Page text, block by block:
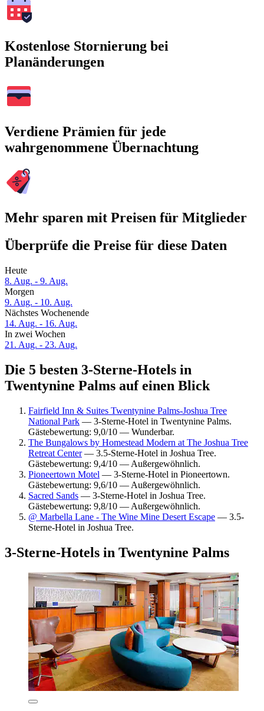
Kostenlose Stornierung bei
Planänderungen
Verdiene Prämien für jede
wahrgenommene Übernachtung
Mehr sparen mit Preisen für Mitglieder
Überprüfe die Preise für diese Daten
Heute
8. Aug. - 9. Aug.
Morgen
9. Aug. - 10. Aug.
Nächstes Wochenende
14. Aug. - 16. Aug.
In zwei Wochen
21. Aug. - 23. Aug.
Die 5 besten 3-Sterne-Hotels in
Twentynine Palms auf einen Blick
Fairfield Inn & Suites Twentynine Palms-Joshua Tree
National Park — 3-Sterne-Hotel in Twentynine Palms.
Gästebewertung: 9,0/10 — Wunderbar.
The Bungalows by Homestead Modern at The Joshua Tree
Retreat Center— 3.5-Sterne-Hotel in Joshua Tree.
Gästebewertung: 9,4/10 — Außergewöhnlich.
Pioneertown Motel — 3-Sterne-Hotel in Pioneertown.
Gästebewertung: 9,6/10 — Außergewöhnlich.
Sacred Sands — 3-Sterne-Hotel in Joshua Tree.
Gästebewertung: 9,8/10 — Außergewöhnlich.
@ Marbella Lane - The Wine Mine Desert Escape — 3.5-
Sterne-Hotel in Joshua Tree.
3-Sterne-Hotels in Twentynine Palms